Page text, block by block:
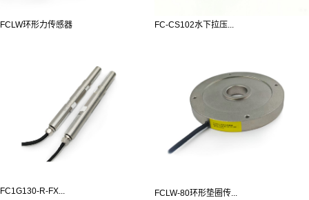
FCLW环形力传感器 FC-CS102水下拉压...
FC1G130-R-FX... FCLW-80环形垫圈传...